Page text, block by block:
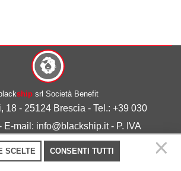
shipsrl Società Benefit
18 - 25124 Brescia - Tel.: +39 030
E-mail: info@blackship.it - P. IVA
03492980986
policy-Cookie policy
SCELTE CONSENTI TUTTI